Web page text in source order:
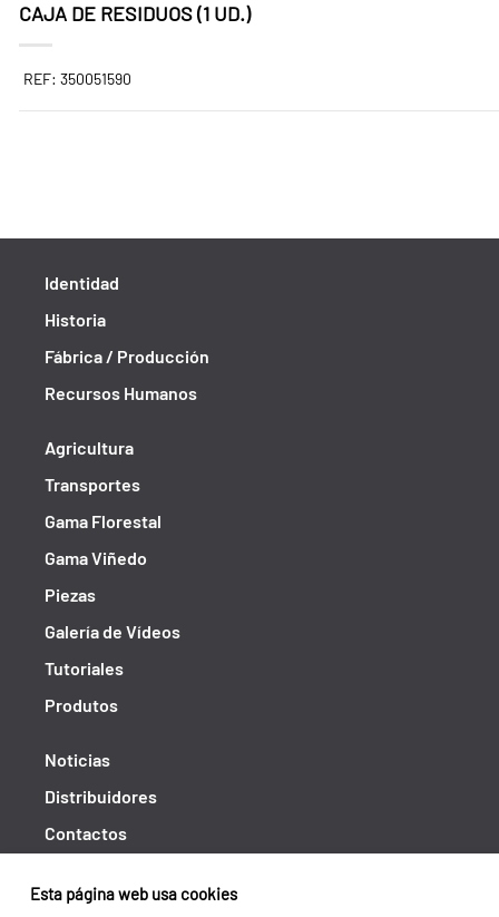
Esta página web usa cookies
CAJA DE RESIDUOS (1 UD.)
REF: 350051590
Identidad
Historia
Fábrica / Producción
Recursos Humanos
Agricultura
Transportes
Gama Florestal
Gama Viñedo
Piezas
Galería de Vídeos
Tutoriales
Produtos
Noticias
Distribuidores
Contactos
Shipping returns